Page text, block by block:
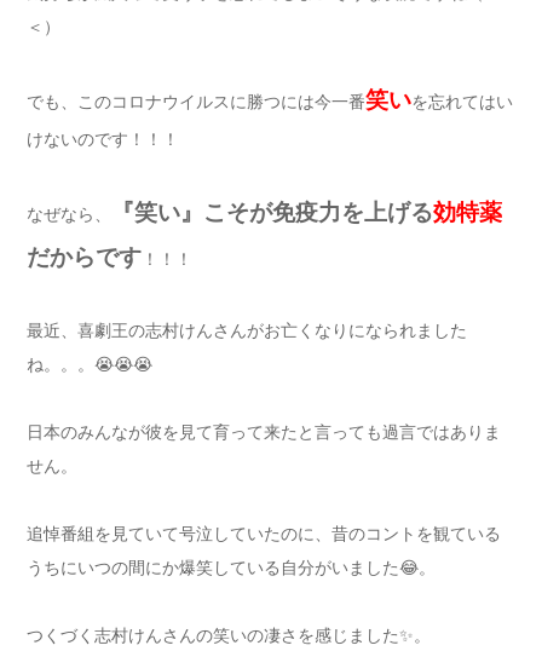
＜）
でも、このコロナウイルスに勝つには今一番笑いを忘れてはい
けないのです！！！
なぜなら、 『笑い』こそが免疫力を上げる効特薬
だからです ！！！
最近、喜劇王の志村けんさんがお亡くなりになられました
ね。。。😭😭😭
日本のみんなが彼を見て育って来たと言っても過言ではありま
せん。
追悼番組を見ていて号泣していたのに、昔のコントを観ている
うちにいつの間にか爆笑している自分がいました😂。
つくづく志村けんさんの笑いの凄さを感じました✨。